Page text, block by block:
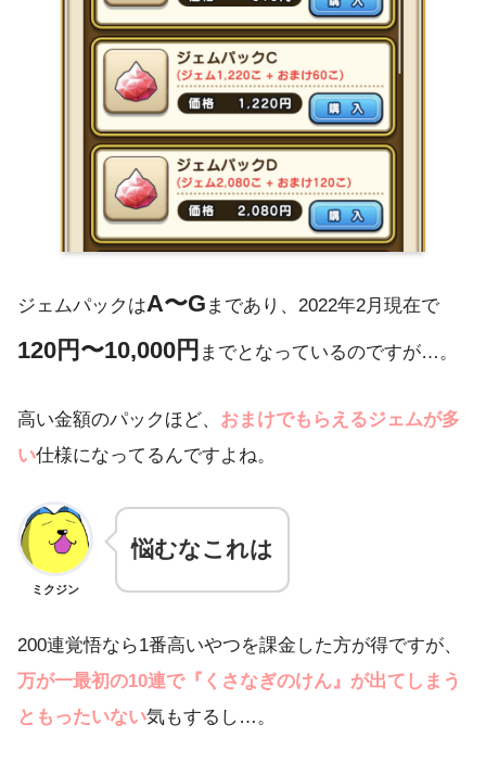
ジェムパックはA〜G まであり、2022年2月現在で
120円〜10,000円 までとなっているのですが…。
高い金額のパックほど、 おまけでもらえるジェムが多
い仕様になってるんですよね。
ミクジン
悩むなこれは
200連覚悟なら1番高いやつを課金した方が得ですが、
万が一最初の10連で『くさなぎのけん』が出てしまう
ともったいない気もするし…。